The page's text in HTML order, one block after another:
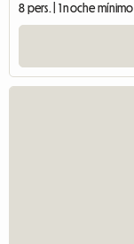
8 pers. | 1 noche mínimo